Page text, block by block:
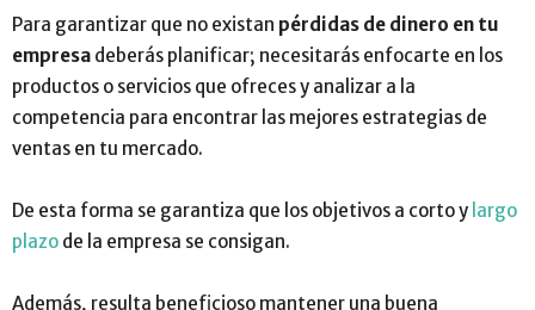
Para garantizar que no existan pérdidas de dinero en tu
empresa deberás planificar; necesitarás enfocarte en los
productos o servicios que ofreces y analizar a la
competencia para encontrar las mejores estrategias de
ventas en tu mercado.
De esta forma se garantiza que los objetivos a corto y largo
plazo de la empresa se consigan.
Además, resulta beneficioso mantener una buena